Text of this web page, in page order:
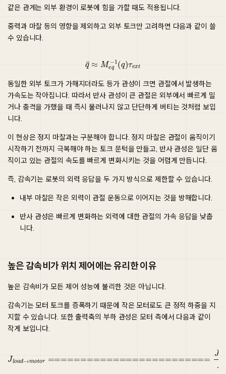
같은 관계는 외부 환경이 로봇에 힘을 가할 때도 적용됩니다.
중력과 마찰 등의 영향을 제외하고 외부 토크만 고려하면 다음과 같이 쓸
수 있습니다.
¨≈ Meq−1( q)
동일한 외부 토크가 가해지더라도 등가 관성이 크면 관절에서 발생하는
가속도는 작아집니다. 따라서 반사 관성이 큰 관절은 외부에서 빠르게 밀
거나 충격을 가했을 때 즉시 물러나지 않고 단단하게 버티는 것처럼 보입
니다.
이 현상은 정지 마찰과는 구분해야 합니다. 정지 마찰은 관절이 움직이기
시작하기 전까지 극복해야 하는 토크 문턱을 만들고, 반사 관성은 일단 움
직이고 있는 관절의 속도를 빠르게 변화시키는 것을 어렵게 만듭니다.
즉, 감속기는 로봇의 외력 응답을 두 가지 방식으로 제한할 수 있습니다.
내부 마찰은 작은 외력이 관절 운동으로 이어지는 것을 방해합니다.
반사 관성은 빠르게 변화하는 외력에 대한 관절의 가속 응답을 낮춥
니다.
높은 감속비가 위치 제어에는 유리한 이유
높은 감속비가 모든 제어 성능에 불리한 것은 아닙니다.
감속기는 모터 토크를 증폭하기 때문에 작은 모터로도 큰 정적 하중을 지
지할 수 있습니다. 또한 출력축의 부하 관성은 모터 측에서 다음과 같이
작게 보입니다.
2